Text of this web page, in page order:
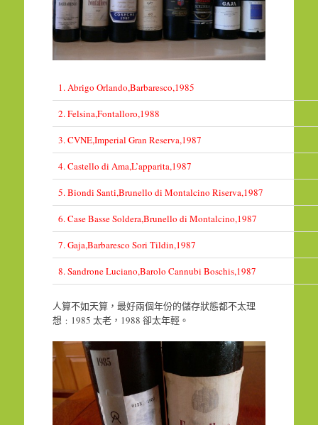
1. Abrigo Orlando,Barbaresco,1985
2. Felsina,Fontalloro,1988
3. CVNE,Imperial Gran Reserva,1987
4. Castello di Ama,L’apparita,1987
5. Biondi Santi,Brunello di Montalcino Riserva,1987
6. Case Basse Soldera,Brunello di Montalcino,1987
7. Gaja,Barbaresco Sori Tildin,1987
8. Sandrone Luciano,Barolo Cannubi Boschis,1987
人算不如天算，最好兩個年份的儲存狀態都不太理
想﹕1985 太老，1988 卻太年輕。